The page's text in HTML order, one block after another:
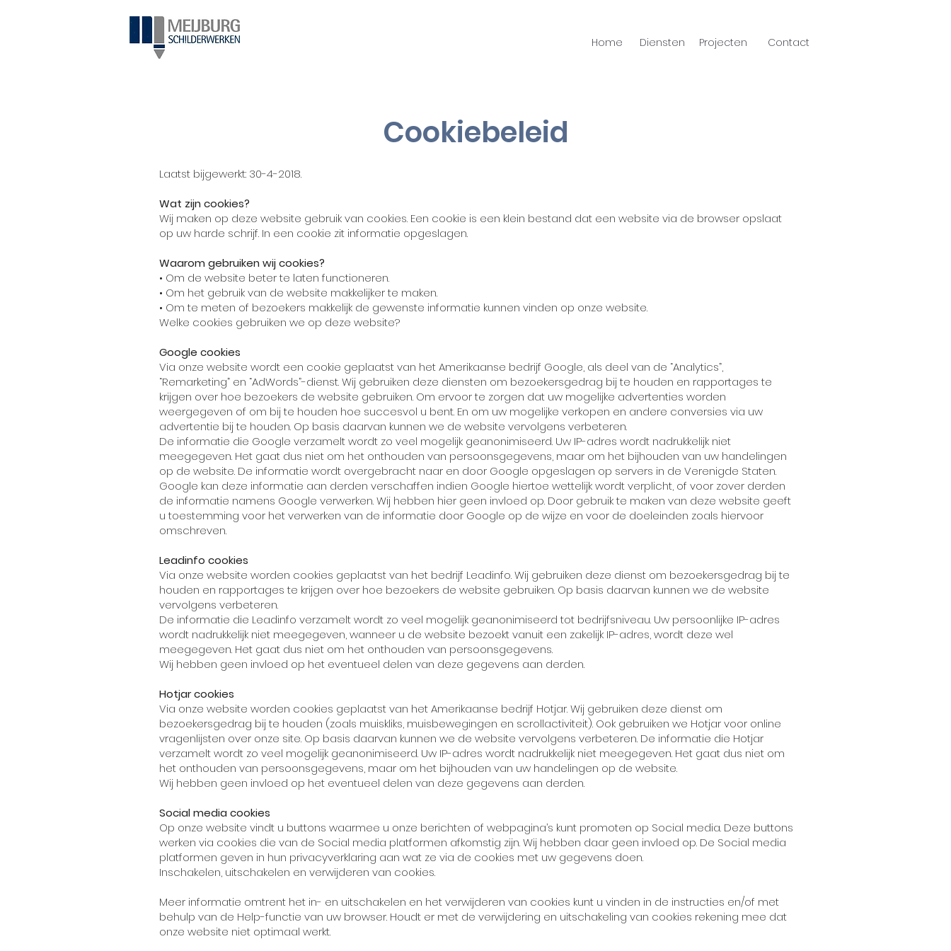
Home Diensten Projecten Contact
Cookiebeleid
Laatst bijgewerkt: 30-4-2018.
Wat zijn cookies?
Wij maken op deze website gebruik van cookies. Een cookie is een klein bestand dat een website via de browser opslaat
op uw harde schrijf. In een cookie zit informatie opgeslagen.
Waarom gebruiken wij cookies?
• Om de website beter te laten functioneren.
• Om het gebruik van de website makkelijker te maken.
• Om te meten of bezoekers makkelijk de gewenste informatie kunnen vinden op onze website.
Welke cookies gebruiken we op deze website?
Google cookies
Via onze website wordt een cookie geplaatst van het Amerikaanse bedrijf Google, als deel van de “Analytics”,
“Remarketing” en “AdWords”-dienst. Wij gebruiken deze diensten om bezoekersgedrag bij te houden en rapportages te
krijgen over hoe bezoekers de website gebruiken. Om ervoor te zorgen dat uw mogelijke advertenties worden
weergegeven of om bij te houden hoe succesvol u bent. En om uw mogelijke verkopen en andere conversies via uw
advertentie bij te houden. Op basis daarvan kunnen we de website vervolgens verbeteren.
De informatie die Google verzamelt wordt zo veel mogelijk geanonimiseerd. Uw IP-adres wordt nadrukkelijk niet
meegegeven. Het gaat dus niet om het onthouden van persoonsgegevens, maar om het bijhouden van uw handelingen
op de website. De informatie wordt overgebracht naar en door Google opgeslagen op servers in de Verenigde Staten.
Google kan deze informatie aan derden verschaffen indien Google hiertoe wettelijk wordt verplicht, of voor zover derden
de informatie namens Google verwerken. Wij hebben hier geen invloed op. Door gebruik te maken van deze website geeft
u toestemming voor het verwerken van de informatie door Google op de wijze en voor de doeleinden zoals hiervoor
omschreven.
Leadinfo cookies
Via onze website worden cookies geplaatst van het bedrijf Leadinfo. Wij gebruiken deze dienst om bezoekersgedrag bij te
houden en rapportages te krijgen over hoe bezoekers de website gebruiken. Op basis daarvan kunnen we de website
vervolgens verbeteren.
De informatie die Leadinfo verzamelt wordt zo veel mogelijk geanonimiseerd tot bedrijfsniveau. Uw persoonlijke IP-adres
wordt nadrukkelijk niet meegegeven, wanneer u de website bezoekt vanuit een zakelijk IP-adres, wordt deze wel
meegegeven. Het gaat dus niet om het onthouden van persoonsgegevens.
Wij hebben geen invloed op het eventueel delen van deze gegevens aan derden.
Hotjar cookies
Via onze website worden cookies geplaatst van het Amerikaanse bedrijf Hotjar. Wij gebruiken deze dienst om
bezoekersgedrag bij te houden (zoals muiskliks, muisbewegingen en scrollactiviteit). Ook gebruiken we Hotjar voor online
vragenlijsten over onze site. Op basis daarvan kunnen we de website vervolgens verbeteren. De informatie die Hotjar
verzamelt wordt zo veel mogelijk geanonimiseerd. Uw IP-adres wordt nadrukkelijk niet meegegeven. Het gaat dus niet om
het onthouden van persoonsgegevens, maar om het bijhouden van uw handelingen op de website.
Wij hebben geen invloed op het eventueel delen van deze gegevens aan derden.
Social media cookies
Op onze website vindt u buttons waarmee u onze berichten of webpagina’s kunt promoten op Social media. Deze buttons
werken via cookies die van de Social media platformen afkomstig zijn. Wij hebben daar geen invloed op. De Social media
platformen geven in hun privacyverklaring aan wat ze via de cookies met uw gegevens doen.
Inschakelen, uitschakelen en verwijderen van cookies.
Meer informatie omtrent het in- en uitschakelen en het verwijderen van cookies kunt u vinden in de instructies en/of met
behulp van de Help-functie van uw browser. Houdt er met de verwijdering en uitschakeling van cookies rekening mee dat
onze website niet optimaal werkt.